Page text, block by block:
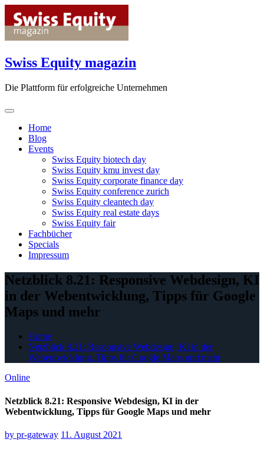
content
Swiss Equity magazin
Die Plattform für erfolgreiche Unternehmen
Home
Blog
Events
Swiss Equity biotech day
Swiss Equity kmu invest day
Swiss Equity corporate finance day
Swiss Equity conference zurich
Swiss Equity cleantech day
Swiss Equity real estate days
Swiss Equity fair
Fachbücher
Specials
Impressum
Netzblick 8.21: Responsive Webdesign, KI
in der Webentwicklung, Tipps für Google
Maps und mehr
Home
Netzblick 8.21: Responsive Webdesign, KI in der
Webentwicklung, Tipps für Google Maps und mehr
Online
Netzblick 8.21: Responsive Webdesign, KI in der
Webentwicklung, Tipps für Google Maps und mehr
by pr-gateway 11. August 2021